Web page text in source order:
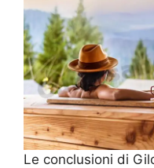
Le conclusioni di